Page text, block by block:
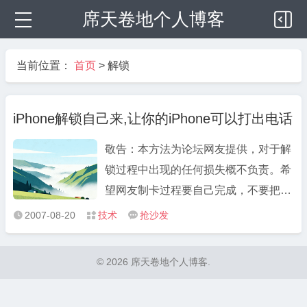
席天卷地个人博客
当前位置： 首页 > 解锁
iPhone解锁自己来,让你的iPhone可以打出电话
敬告：本方法为论坛网友提供，对于解
锁过程中出现的任何损失概不负责。希
望网友制卡过程要自己完成，不要把自
己卡的IMSI和Ki告诉别人，以免被他人
盗号！ 经过近2天的奋战，我的
 2007-08-20  技术  抢沙发
© 2026 席天卷地个人博客.